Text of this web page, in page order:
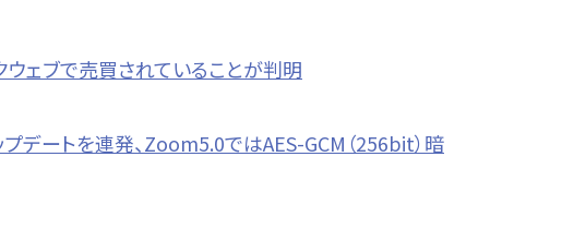
ェブで売買されていることが判明
デートを連発、Zoom5.0ではAES-GCM（256bit）暗